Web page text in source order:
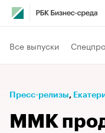
Все выпуски
Пресс-релизы⁠,
ММК